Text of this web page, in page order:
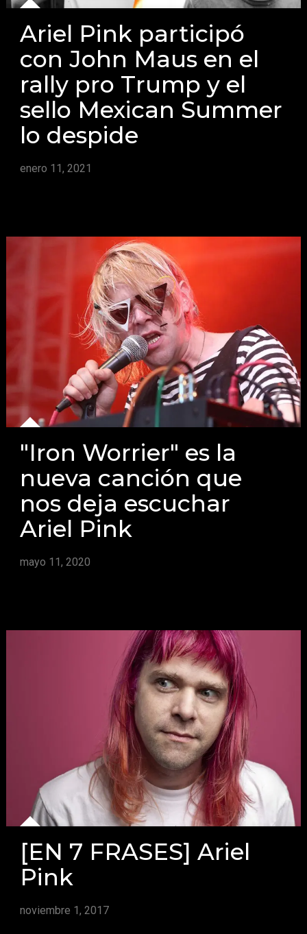
Ariel Pink participó
con John Maus en el
rally pro Trump y el
sello Mexican Summer
lo despide
enero 11, 2021
"Iron Worrier" es la
nueva canción que
nos deja escuchar
Ariel Pink
mayo 11, 2020
[EN 7 FRASES] Ariel
Pink
noviembre 1, 2017